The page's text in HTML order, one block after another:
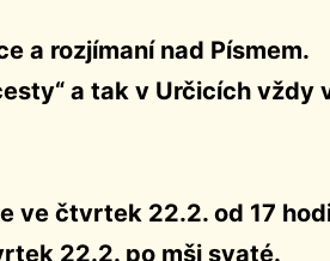
a rozjímaní nad Písmem.
a tak v Určicích vždy
ve čtvrtek 22.2. od 17
22.2. po mši svaté.